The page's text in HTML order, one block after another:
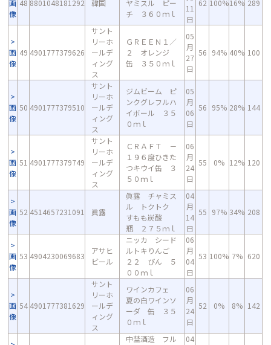
画
像
48 8801048181292 韓国
ヤミスル ピー
チ ３６０ｍｌ
11
日
62 100%16% 289
画
像
49 4901777379626
サント
リーホ
ールデ
ィング
ス
ＧＲＥＥＮ１／
２ オレンジ
缶 ３５０ｍｌ
05
月
27
日
56 94% 40% 100
画
像
50 4901777379510
サント
リーホ
ールデ
ィング
ス
ジムビーム ピ
ンクグレフルハ
イボール ３５
０ｍｌ
05
月
06
日
56 95% 28% 144
画
像
51 4901777379749
サント
リーホ
ールデ
ィング
ス
ＣＲＡＦＴ －
１９６度ひきた
つキウイ缶 ３
５０ｍｌ
06
月
24
日
55 0% 12% 120
画
像
52 4514657231091 眞露
眞露 チャミス
ル トクトク
すもも炭酸
瓶 ２７５ｍｌ
04
月
14
日
55 97% 34% 208
画
像
53 4904230069683
アサヒ
ビール
ニッカ シード
ルトキりんご
２２ びん ５
００ｍｌ
06
月
04
日
53 100% 7% 620
画
像
54 4901777381629
サント
リーホ
ールデ
ィング
ス
ワインカフェ
夏の白ワインソ
ーダ 缶 ３５
０ｍｌ
06
月
24
日
52 0% 8% 142
中埜酒造 フル
04